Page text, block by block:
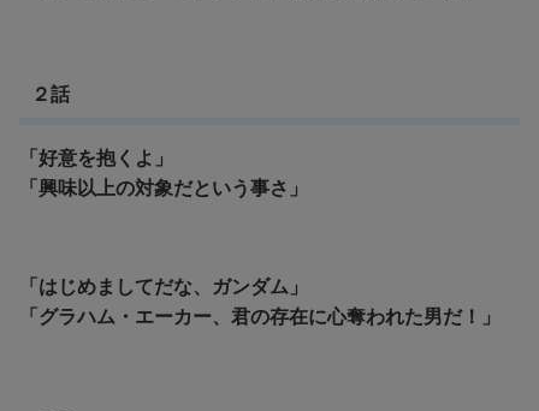
２話
「好意を抱くよ」
「興味以上の対象だという事さ」
「はじめましてだな、ガンダム」
「グラハム・エーカー、君の存在に心奪われた男だ！」